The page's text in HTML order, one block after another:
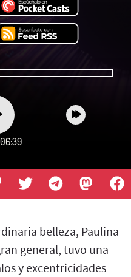
06:39
belleza, Paulina
general, tuvo una
y excentricidades